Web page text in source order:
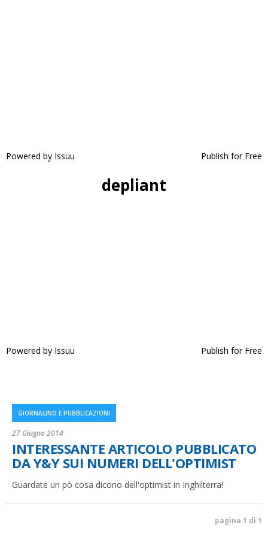
Powered by Issuu Publish for Free
depliant
Powered by Issuu Publish for Free
GIORNALINO E PUBBLICAZIONI
27 Giugno 2014
INTERESSANTE ARTICOLO PUBBLICATO
DA Y&Y SUI NUMERI DELL'OPTIMIST
Guardate un pò cosa dicono dell'optimist in Inghilterra!
pagina 1 di 1